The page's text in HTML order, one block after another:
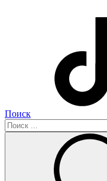
Поиск